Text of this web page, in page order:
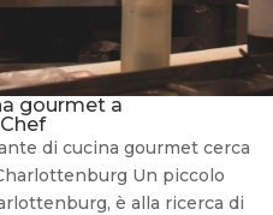
gourmet a
di cucina gourmet cerca
Un piccolo
è alla ricerca di